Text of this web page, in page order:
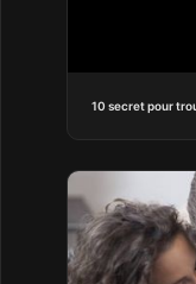
10 secret pour